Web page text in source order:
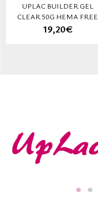
UPLAC BUILDER GEL
CLEAR 50G HEMA FREE
19,20€